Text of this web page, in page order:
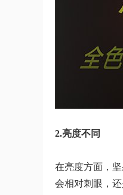
2.亮度不同
在亮度方面，
会相对刺眼，